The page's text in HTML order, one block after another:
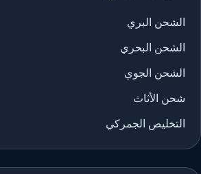
الشحن البري
الشحن البحري
الشحن الجوي
شحن الأثاث
التخليص الجمركي